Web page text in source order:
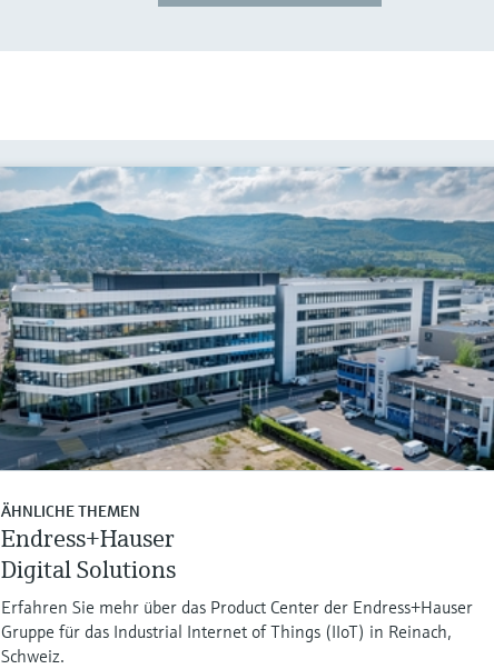
ÄHNLICHE THEMEN
Endress+Hauser
Digital Solutions
Erfahren Sie mehr über das Product Center der Endress+Hauser
Gruppe für das Industrial Internet of Things (IIoT) in Reinach,
Schweiz.